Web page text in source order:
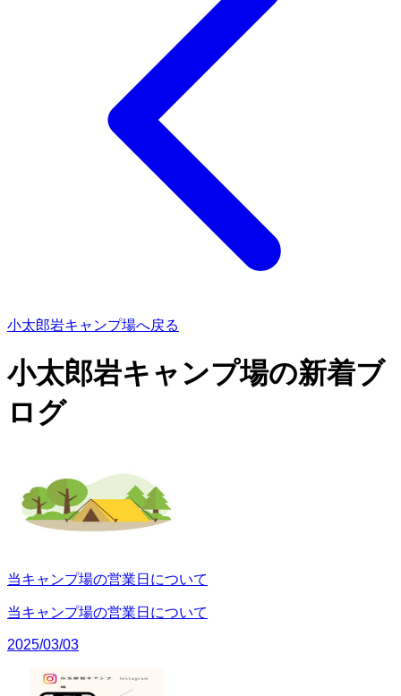
小太郎岩キャンプ場へ戻る
小太郎岩キャンプ場の新着ブ
ログ
当キャンプ場の営業日について
当キャンプ場の営業日について
2025/03/03